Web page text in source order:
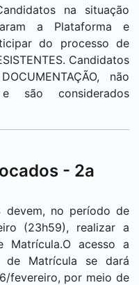
na situação
a Plataforma e
do processo de
Candidatos
não
são considerados
- 2a
devem, no período de
(23h59), realizar a
Matrícula.O acesso a
de Matrícula se dará
fevereiro, por meio de